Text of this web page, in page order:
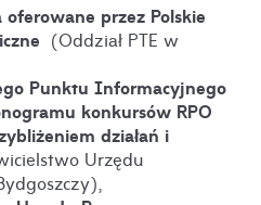
przez Polskie
(Oddział PTE w
Punktu Informacyjnego
konkursów RPO
działań i
Urzędu